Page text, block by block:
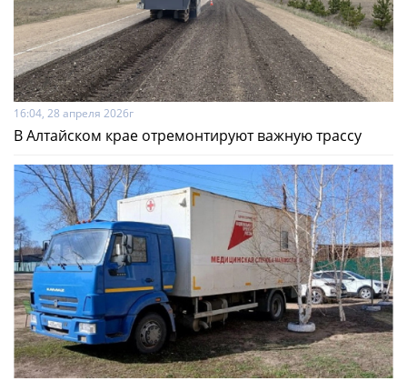
16:04, 28 апреля 2026г
В Алтайском крае отремонтируют важную трассу